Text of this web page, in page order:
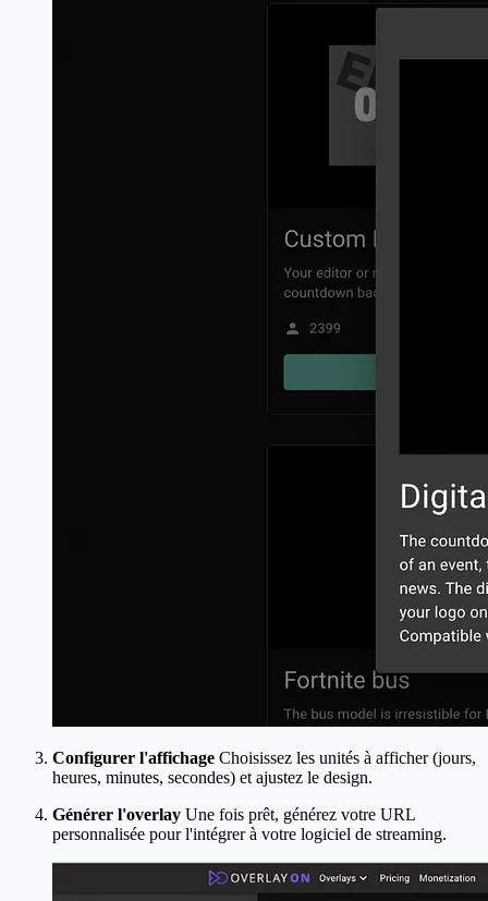
Configurer l'affichage Choisissez les unités à afficher (jours,
heures, minutes, secondes) et ajustez le design.
Générer l'overlay Une fois prêt, générez votre URL
personnalisée pour l'intégrer à votre logiciel de streaming.